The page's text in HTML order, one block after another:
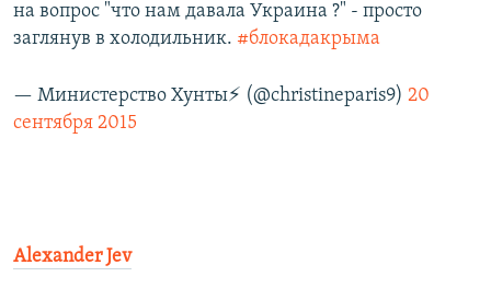
на вопрос "что нам давала Украина ?" - просто
заглянув в холодильник. #блокадакрыма
— Министерство Хунты⚡️ (@christineparis9) 20
сентября 2015
Alexander Jev